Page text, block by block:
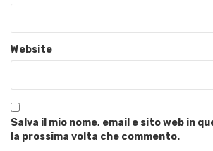
Website
Salva il mio nome, email e sito web in
la prossima volta che commento.